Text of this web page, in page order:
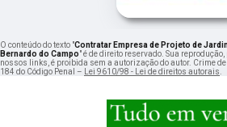
O conteúdo do texto "Contratar Empresa de Projeto de
Bernardo do Campo" é de direito reservado. Sua
nossos links, é proibida sem a autorização do autor. Crime
184 do Código Penal –
Lei 9610/98 - Lei de direitos autorais